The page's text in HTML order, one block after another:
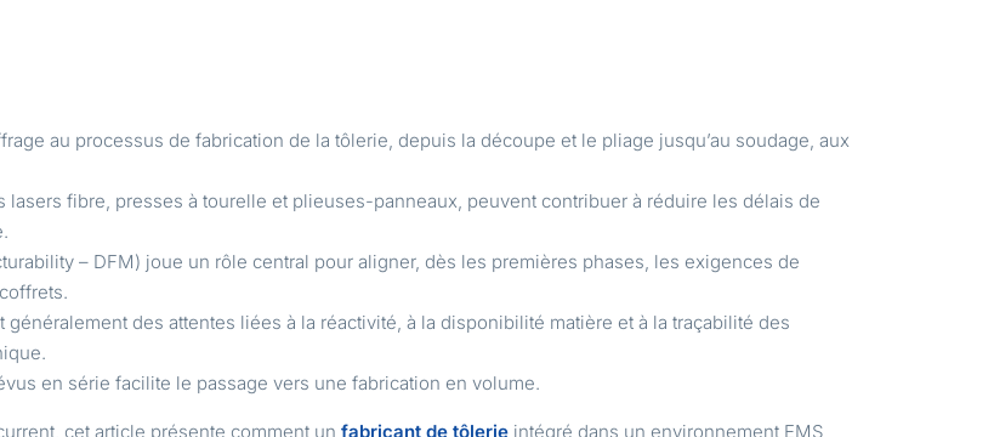
au processus de fabrication de la tôlerie, depuis la découpe et le pliage jusqu’au soudage, aux
fibre, presses à tourelle et plieuses-panneaux, peuvent contribuer à réduire les délais de
– DFM) joue un rôle central pour aligner, dès les premières phases, les exigences de
des attentes liées à la réactivité, à la disponibilité matière et à la traçabilité des
en série facilite le passage vers une fabrication en volume.
cet article présente comment unfabricant de tôlerie intégré dans un environnement EMS